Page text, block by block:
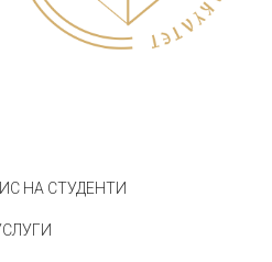
НА СТУДЕНТИ